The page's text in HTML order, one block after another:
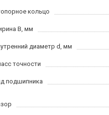
кольцо
B, мм
диаметр d, мм
точности
подшипника